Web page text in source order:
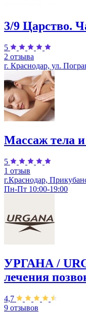
3/9 Царство.
5
2 отзыва
г. Краснодар, ул.
Массаж тела
5
1 отзыв
г.Краснодар,
Пн-Пт 10:00-19:00
УРГАНА /
лечения
4,7
9 отзывов